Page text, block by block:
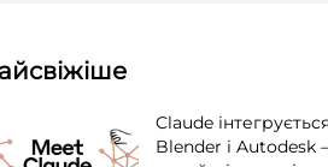
Claude
Blender і Autodesk